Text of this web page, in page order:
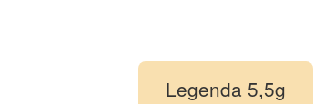
Legenda 5,5g